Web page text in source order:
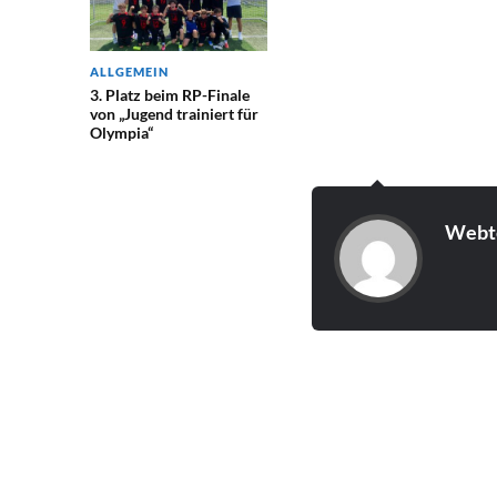
ALLGEMEIN
3. Platz beim RP-Finale
von „Jugend trainiert für
Olympia“